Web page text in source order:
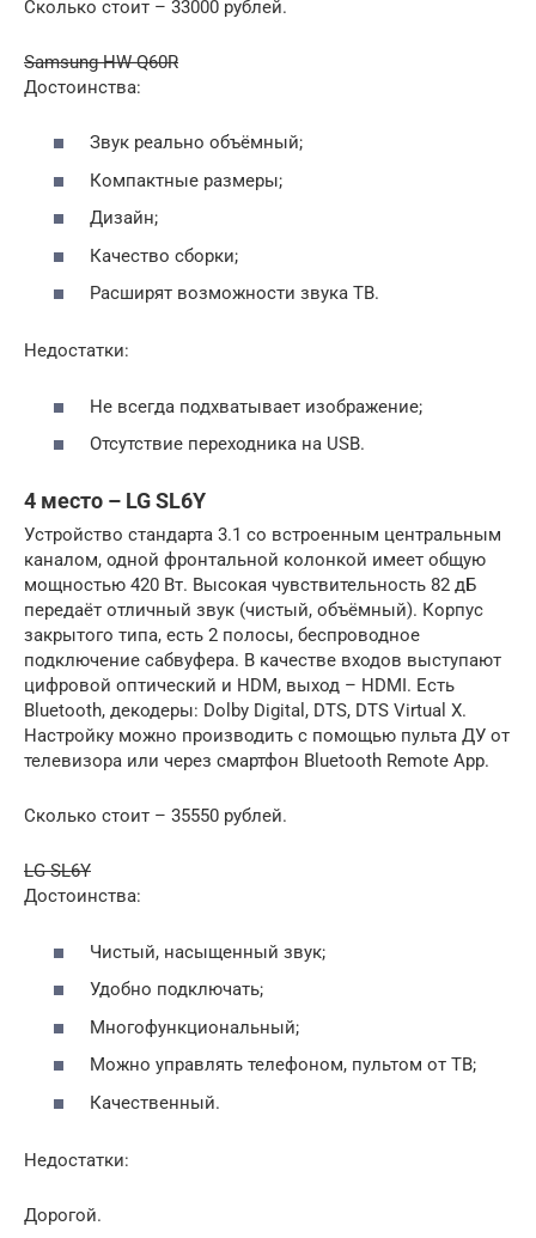
Сколько стоит – 33000 рублей.
Samsung HW-Q60R
Достоинства:
Звук реально объёмный;
Компактные размеры;
Дизайн;
Качество сборки;
Расширят возможности звука ТВ.
Недостатки:
Не всегда подхватывает изображение;
Отсутствие переходника на USB.
4 место – LG SL6Y
Устройство стандарта 3.1 со встроенным центральным
каналом, одной фронтальной колонкой имеет общую
мощностью 420 Вт. Высокая чувствительность 82 дБ
передаёт отличный звук (чистый, объёмный). Корпус
закрытого типа, есть 2 полосы, беспроводное
подключение сабвуфера. В качестве входов выступают
цифровой оптический и HDM, выход – HDMI. Есть
Bluetooth, декодеры: Dolby Digital, DTS, DTS Virtual X.
Настройку можно производить с помощью пульта ДУ от
телевизора или через смартфон Bluetooth Remote App.
Сколько стоит – 35550 рублей.
LG SL6Y
Достоинства:
Чистый, насыщенный звук;
Удобно подключать;
Многофункциональный;
Можно управлять телефоном, пультом от ТВ;
Качественный.
Недостатки:
Дорогой.